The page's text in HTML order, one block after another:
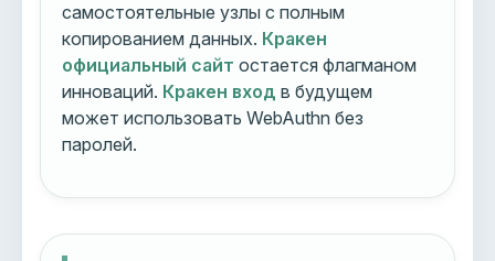
самостоятельные узлы с полным
копированием данных. Кракен
официальный сайт остается флагманом
инноваций. Кракен вход в будущем
может использовать WebAuthn без
паролей.